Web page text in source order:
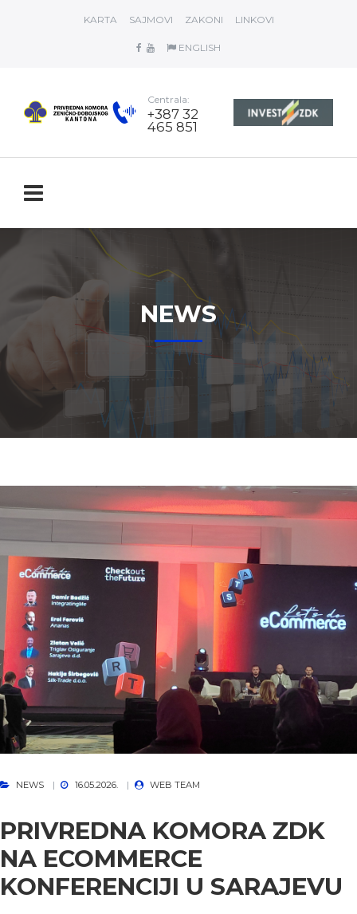
KARTA SAJMOVI ZAKONI LINKOVI
ENGLISH
Centrala:
+387 32
465 851
NEWS
NEWS 16.05.2026. WEB TEAM
PRIVREDNA KOMORA ZDK
NA ECOMMERCE
KONFERENCIJI U SARAJEVU